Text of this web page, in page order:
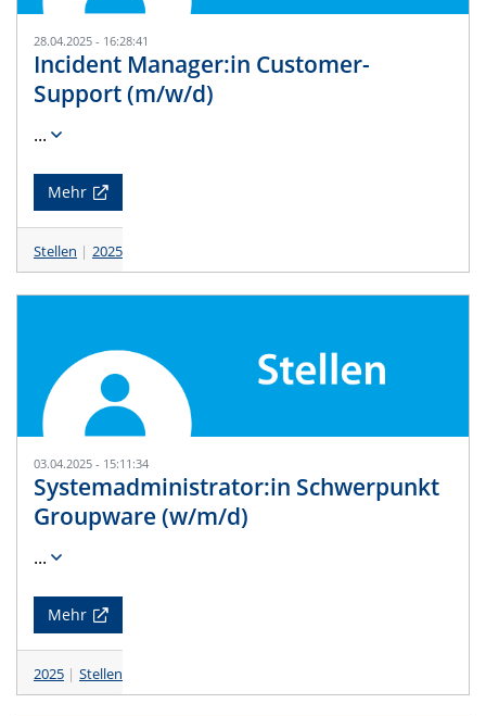
28.04.2025 - 16:28:41
Incident Manager:in Customer-
Support (m/w/d)
...
Mehr
Stellen 2025
03.04.2025 - 15:11:34
Systemadministrator:in Schwerpunkt
Groupware (w/m/d)
...
Mehr
2025 Stellen